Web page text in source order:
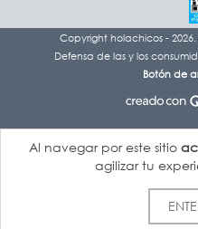
Al navegar por este sitio
agilizar tu
Copyright holachicos -
Defensa de las y los
Botón de